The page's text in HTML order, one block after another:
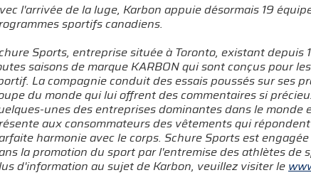
l'arrivée de la luge, Karbon appuie désormais 19
sportifs canadiens.
Sports, entreprise située à Toronto, existant
saisons de marque KARBON qui sont conçus pour
La compagnie conduit des essais poussés sur ses
du monde qui lui offrent des commentaires si
unes des entreprises dominantes dans le
aux consommateurs des vêtements qui
harmonie avec le corps. Schure Sports est
la promotion du sport par l'entremise des athlètes
d'information au sujet de Karbon, veuillez visiter le